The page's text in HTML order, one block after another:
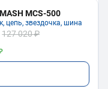
MCS-500
цепь, звездочка, шина
127 020 ₽